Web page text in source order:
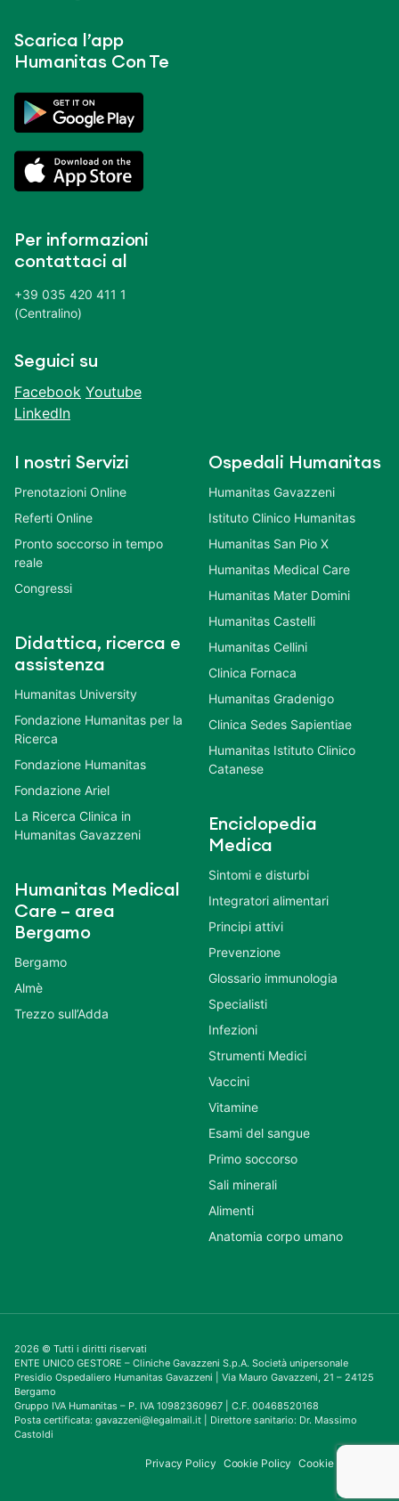
Scarica l’app
Humanitas Con Te
Per informazioni
contattaci al
+39 035 420 411 1
(Centralino)
Seguici su
Facebook Youtube
LinkedIn
I nostri Servizi
Prenotazioni Online
Referti Online
Pronto soccorso in tempo
reale
Congressi
Didattica, ricerca e
assistenza
Humanitas University
Fondazione Humanitas per la
Ricerca
Fondazione Humanitas
Fondazione Ariel
La Ricerca Clinica in
Humanitas Gavazzeni
Humanitas Medical
Care – area
Bergamo
Bergamo
Almè
Trezzo sull’Adda
Ospedali Humanitas
Humanitas Gavazzeni
Istituto Clinico Humanitas
Humanitas San Pio X
Humanitas Medical Care
Humanitas Mater Domini
Humanitas Castelli
Humanitas Cellini
Clinica Fornaca
Humanitas Gradenigo
Clinica Sedes Sapientiae
Humanitas Istituto Clinico
Catanese
Enciclopedia
Medica
Sintomi e disturbi
Integratori alimentari
Principi attivi
Prevenzione
Glossario immunologia
Specialisti
Infezioni
Strumenti Medici
Vaccini
Vitamine
Esami del sangue
Primo soccorso
Sali minerali
Alimenti
Anatomia corpo umano
2026 © Tutti i diritti riservati
ENTE UNICO GESTORE – Cliniche Gavazzeni S.p.A. Società unipersonale
Presidio Ospedaliero Humanitas Gavazzeni | Via Mauro Gavazzeni, 21 – 24125
Bergamo
Gruppo IVA Humanitas – P. IVA 10982360967 | C.F. 00468520168
Posta certificata: gavazzeni@legalmail.it | Direttore sanitario: Dr. Massimo
Castoldi
Privacy Policy Cookie Policy Cookie Consent